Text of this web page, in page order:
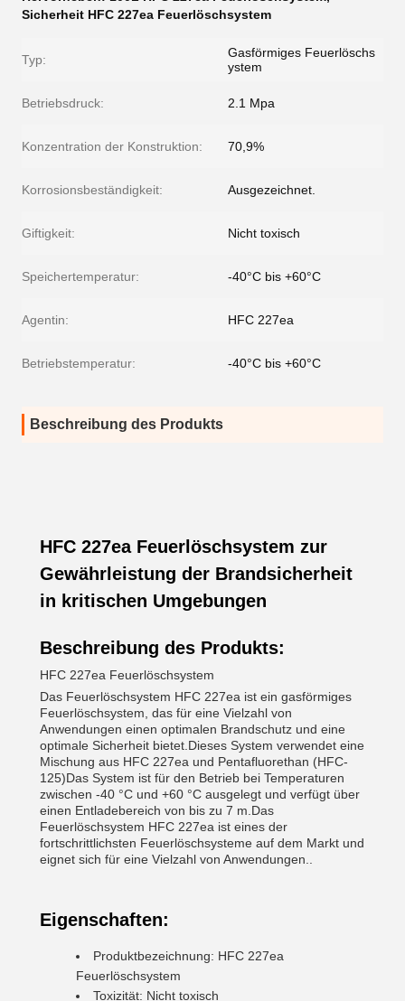
Sicherheit HFC 227ea Feuerlöschsystem
Typ:
Gasförmiges Feuerlöschs
ystem
Betriebsdruck: 2.1 Mpa
Konzentration der Konstruktion: 70,9%
Korrosionsbeständigkeit: Ausgezeichnet.
Giftigkeit: Nicht toxisch
Speichertemperatur: -40°C bis +60°C
Agentin: HFC 227ea
Betriebstemperatur: -40°C bis +60°C
Beschreibung des Produkts
HFC 227ea Feuerlöschsystem zur
Gewährleistung der Brandsicherheit
in kritischen Umgebungen
Beschreibung des Produkts:
HFC 227ea Feuerlöschsystem
Das Feuerlöschsystem HFC 227ea ist ein gasförmiges
Feuerlöschsystem, das für eine Vielzahl von
Anwendungen einen optimalen Brandschutz und eine
optimale Sicherheit bietet.Dieses System verwendet eine
Mischung aus HFC 227ea und Pentafluorethan (HFC-
125)Das System ist für den Betrieb bei Temperaturen
zwischen -40 °C und +60 °C ausgelegt und verfügt über
einen Entladebereich von bis zu 7 m.Das
Feuerlöschsystem HFC 227ea ist eines der
fortschrittlichsten Feuerlöschsysteme auf dem Markt und
eignet sich für eine Vielzahl von Anwendungen..
Eigenschaften:
Produktbezeichnung: HFC 227ea
Feuerlöschsystem
Toxizität: Nicht toxisch